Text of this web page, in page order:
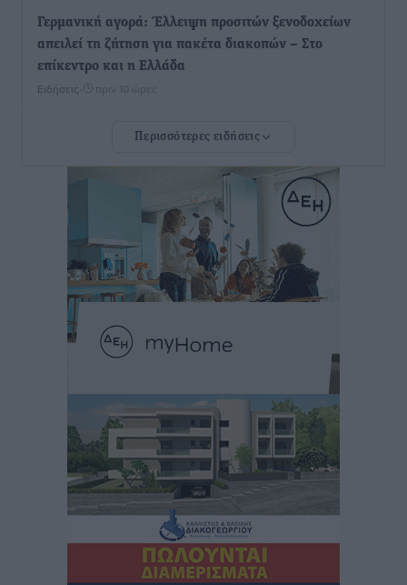
Γερμανική αγορά: Έλλειψη προσιτών ξενοδοχείων
απειλεί τη ζήτηση για πακέτα διακοπών – Στο
επίκεντρο και η Ελλάδα
Ειδήσεις πριν 10 ώρες
Νέο ξενοδοχείο στη Ρόδο για την H Hotels –
στην Κω
Τοπικές Ειδήσεις πριν 10 ώρες
Αυτοκίνητο μπήκε παράνομα σε μονόδρομο στο
Μαστιχάρι – Αναποδογύρισε όχημα με μητέρα και
5χρονο παιδί
Τοπικές Ειδήσεις
“Η Ευρώπη αντιμετώπιζε το προσφυγικό σαν ταινία
τρόμου” – Η συγκλονιστική μαρτυρία της Χαρούλας
Γιασιράνη στον RV για τα γεγονότα που οδήγησαν στο
Σύμφωνο της Λέρου
Τοπικές Ειδήσεις• πριν 10 ώρες
Συναυλία με τον Γιάννη Κότσιρα στις 21 Αυγούστου
πριν 10 ώρες
Έκτακτη συνεδρίαση της Δημοτικής Επιτροπής Ρόδου
Περισσότερες ειδήσεις